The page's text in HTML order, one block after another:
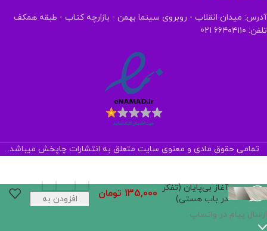
آدرس: میدان انقلاب - روبروی سینما بهمن - بازارچه کتاب - طبقه همکف
تلفن: ۶۶۴۰۴۱۱۰ 021
تمامی حقوق مادی و معنوی سایت متعلق به انتشارات چاپخش میباشد.
آغاز بی‌پایان (تفکر
در باب هستی)
135,000 تومان
افزودن به